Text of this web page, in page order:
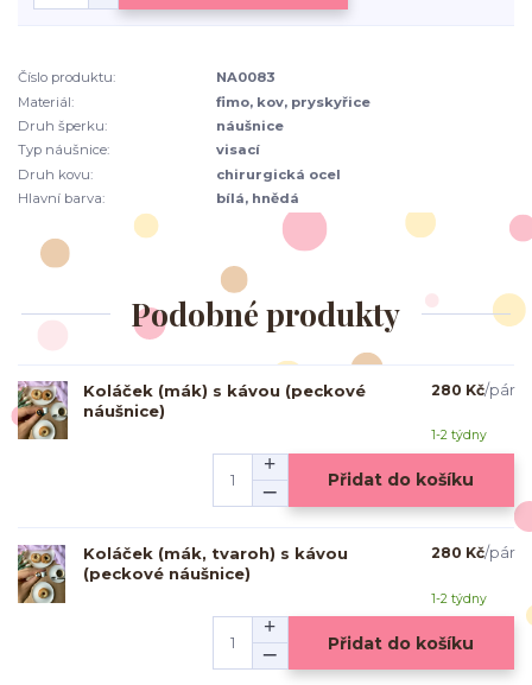
Číslo produktu:
NA0083
Materiál:
fimo, kov, pryskyřice
Druh šperku:
náušnice
Typ náušnice:
visací
Druh kovu:
chirurgická ocel
Hlavní barva:
bílá, hnědá
Podobné produkty
Koláček (mák) s kávou (peckové
náušnice)
280 Kč/pár
1-2 týdny
Přidat do košíku
Koláček (mák, tvaroh) s kávou
(peckové náušnice)
280 Kč/pár
1-2 týdny
Přidat do košíku